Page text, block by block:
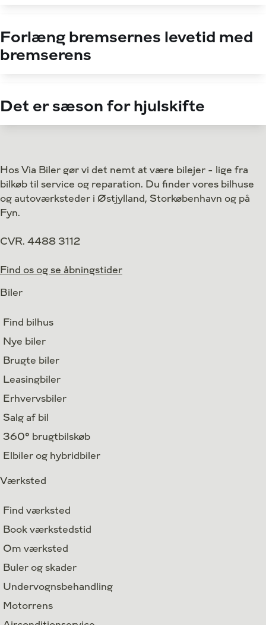
Forlæng bremsernes levetid med
bremserens
Det er sæson for hjulskifte
Hos Via Biler gør vi det nemt at være bilejer - lige fra
bilkøb til service og reparation. Du finder vores bilhuse
og autoværksteder i Østjylland, Storkøbenhavn og på
Fyn.
CVR. 4488 3112
Find os og se åbningstider
Biler
Find bilhus
Nye biler
Brugte biler
Leasingbiler
Erhvervsbiler
Salg af bil
360° brugtbilskøb
Elbiler og hybridbiler
Værksted
Find værksted
Book værkstedstid
Om værksted
Buler og skader
Undervognsbehandling
Motorrens